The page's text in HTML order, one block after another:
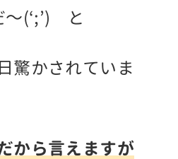
～(‘;’) と
驚かされていま
から言えますが